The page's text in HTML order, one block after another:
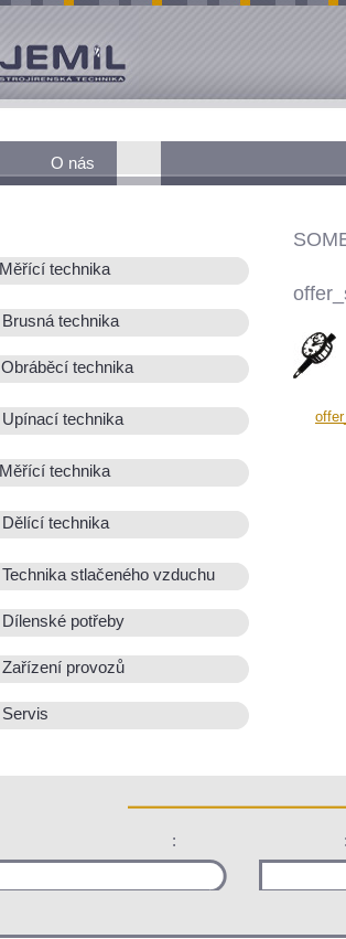
O nás
Měřící technika
Brusná technika
Obráběcí technika
Upínací technika
Měřící technika
Dělící technika
Technika stlačeného vzduchu
Dílenské potřeby
Zařízení provozů
Servis
: